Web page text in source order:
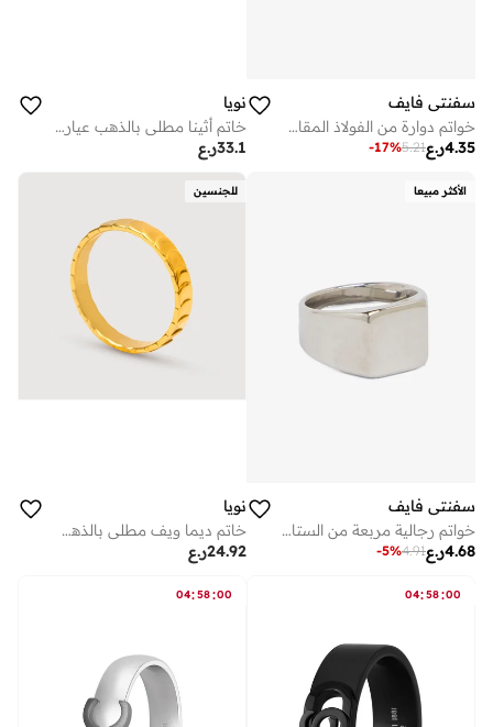
سفنتي فايف
خواتم دوارة من الفولاذ المقاوم للصدأ
ر.ع4.35
5.21
-17%
نويا
خاتم أثينا مطلي بالذهب عيار 18 قيراط
ر.ع33.1
الأكثر مبيعا
سفنتي فايف
خواتم رجالية مربعة من الستانلس ستيل
ر.ع4.68
4.91
-5%
للجنسين
نويا
خاتم ديما ويف مطلي بالذهب عيار 18 قيراط
ر.ع24.92
04:58:00
04:58:00